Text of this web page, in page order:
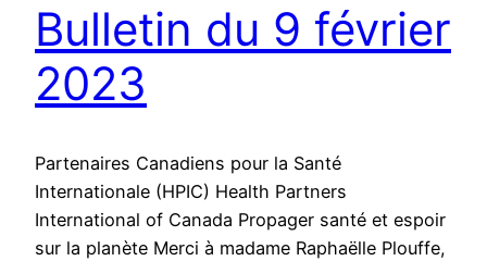
Bulletin du 9 février
2023
Partenaires Canadiens pour la Santé
Internationale (HPIC) Health Partners
International of Canada Propager santé et espoir
sur la planète Merci à madame Raphaëlle Plouffe,